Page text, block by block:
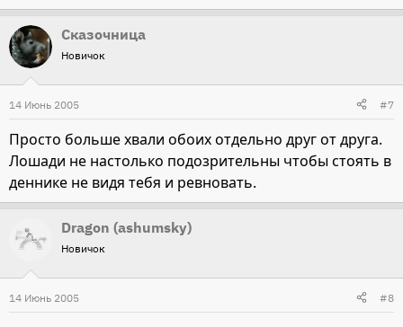
Сказочница
Новичок
14 Июнь 2005 #7
Просто больше хвали обоих отдельно друг от друга.
Лошади не настолько подозрительны чтобы стоять в
деннике не видя тебя и ревновать.
Dragon (ashumsky)
Новичок
14 Июнь 2005 #8